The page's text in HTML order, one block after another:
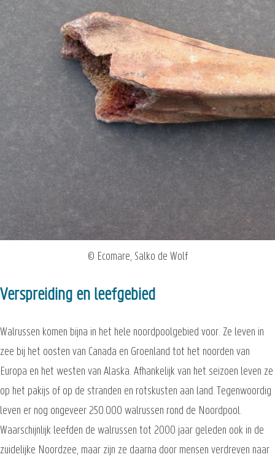
© Ecomare, Salko de Wolf
Verspreiding en leefgebied
Walrussen komen bijna in het hele noordpoolgebied voor. Ze leven in
zee bij het oosten van Canada en Groenland tot het noorden van
Europa en het westen van Alaska. Afhankelijk van het seizoen leven ze
op het pakijs of op de stranden en rotskusten aan land. Tegenwoordig
leven er nog ongeveer 250.000 walrussen rond de Noordpool.
Waarschijnlijk leefden de walrussen tot 2000 jaar geleden ook in de
zuidelijke Noordzee, maar zijn ze daarna door mensen verdreven naar